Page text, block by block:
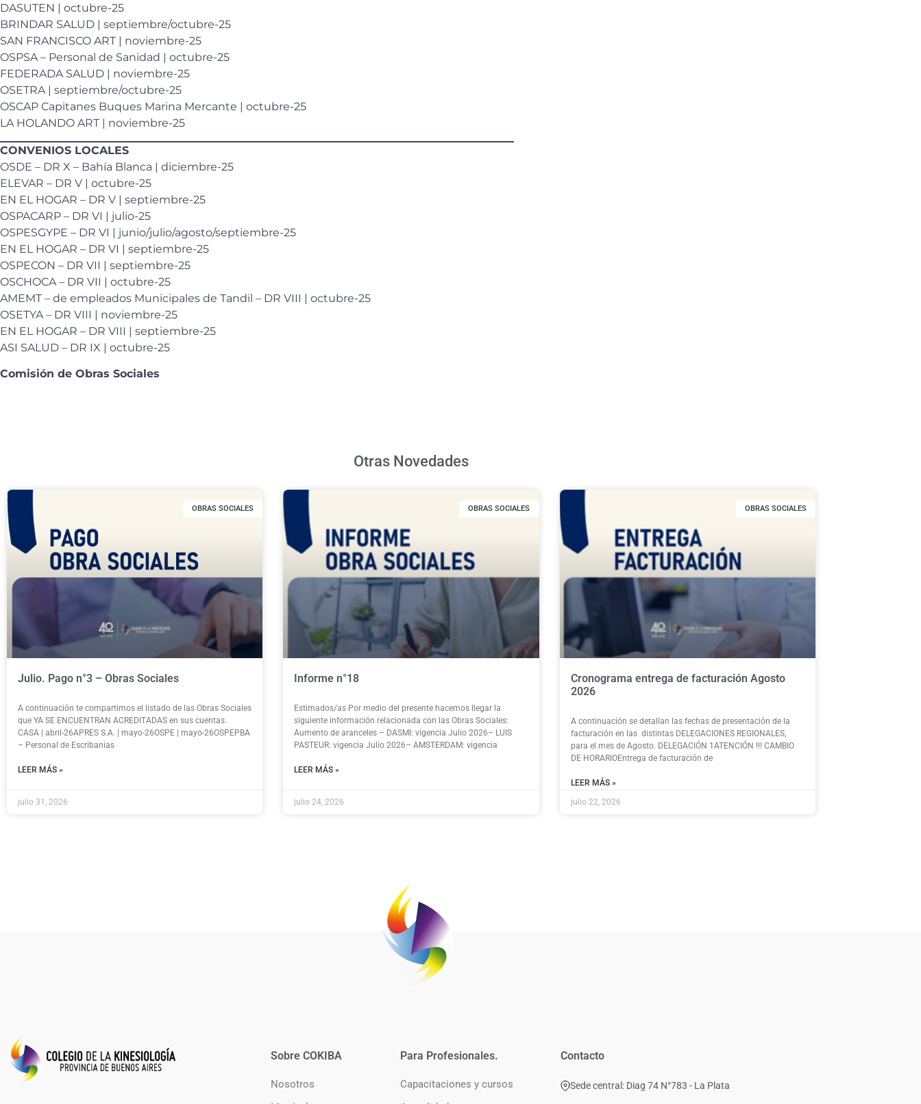
DASUTEN | octubre-25
BRINDAR SALUD | septiembre/octubre-25
SAN FRANCISCO ART | noviembre-25
OSPSA – Personal de Sanidad | octubre-25
FEDERADA SALUD | noviembre-25
OSETRA | septiembre/octubre-25
OSCAP Capitanes Buques Marina Mercante | octubre-25
LA HOLANDO ART | noviembre-25
CONVENIOS LOCALES
OSDE – DR X – Bahía Blanca | diciembre-25
ELEVAR – DR V | octubre-25
EN EL HOGAR – DR V | septiembre-25
OSPACARP – DR VI | julio-25
OSPESGYPE – DR VI | junio/julio/agosto/septiembre-25
EN EL HOGAR – DR VI | septiembre-25
OSPECON – DR VII | septiembre-25
OSCHOCA – DR VII | octubre-25
AMEMT – de empleados Municipales de Tandil – DR VIII | octubre-25
OSETYA – DR VIII | noviembre-25
EN EL HOGAR – DR VIII | septiembre-25
ASI SALUD – DR IX | octubre-25
Comisión de Obras Sociales
Otras Novedades
OBRAS SOCIALES
Julio. Pago n°3 – Obras Sociales
A continuación te compartimos el listado de las Obras Sociales
que YA SE ENCUENTRAN ACREDITADAS en sus cuentas.
CASA | abril-26APRES S.A. | mayo-26OSPE | mayo-26OSPEPBA
– Personal de Escribanias
LEER MÁS »
julio 31, 2026
OBRAS SOCIALES
Informe n°18
Estimados/as Por medio del presente hacemos llegar la
siguiente información relacionada con las Obras Sociales:
Aumento de aranceles – DASMI: vigencia Julio 2026– LUIS
PASTEUR: vigencia Julio 2026– AMSTERDAM: vigencia
LEER MÁS »
julio 24, 2026
OBRAS SOCIALES
Cronograma entrega de facturación Agosto
2026
A continuación se detallan las fechas de presentación de la
facturación en las distintas DELEGACIONES REGIONALES,
para el mes de Agosto. DELEGACIÓN 1ATENCIÓN !!! CAMBIO
DE HORARIOEntrega de facturación de
LEER MÁS »
julio 22, 2026
Sobre COKIBA
Nosotros
Para Profesionales.
Capacitaciones y cursos
Contacto
Sede central: Diag 74 N°783 - La Plata